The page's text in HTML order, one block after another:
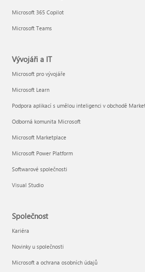
Microsoft 365 Copilot
Microsoft Teams
Vývojáři a IT
Microsoft pro vývojáře
Microsoft Learn
Podpora aplikací s umělou inteligenci v obchodě
Odborná komunita Microsoft
Microsoft Marketplace
Microsoft Power Platform
Softwarové společnosti
Visual Studio
Společnost
Kariéra
Novinky u společnosti
Microsoft a ochrana osobních údajů